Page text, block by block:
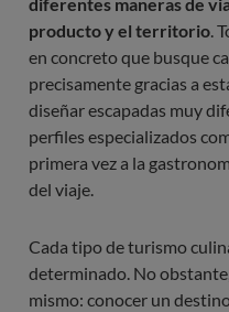
producto y el territorio.
en concreto que busque
precisamente gracias a
diseñar escapadas muy
perfiles especializados
primera vez a la
del viaje.
Cada tipo de turismo
determinado. No
mismo: conocer un